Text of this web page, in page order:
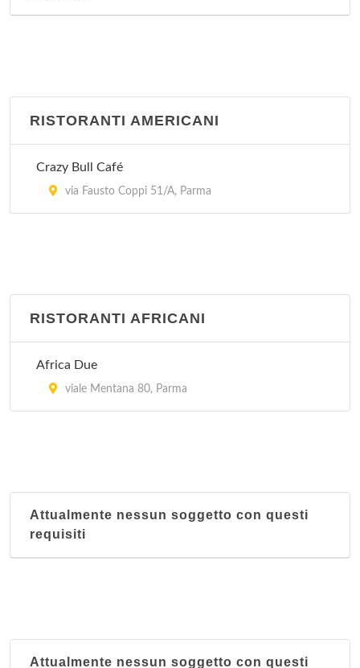
RISTORANTI AMERICANI
Crazy Bull Café
via Fausto Coppi 51/A, Parma
RISTORANTI AFRICANI
Africa Due
viale Mentana 80, Parma
Attualmente nessun soggetto con questi
requisiti
Attualmente nessun soggetto con questi